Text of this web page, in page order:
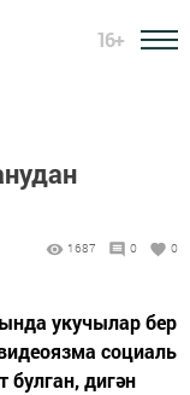
16+
1687 0 0
укучылар бер
социаль
булган, дигән